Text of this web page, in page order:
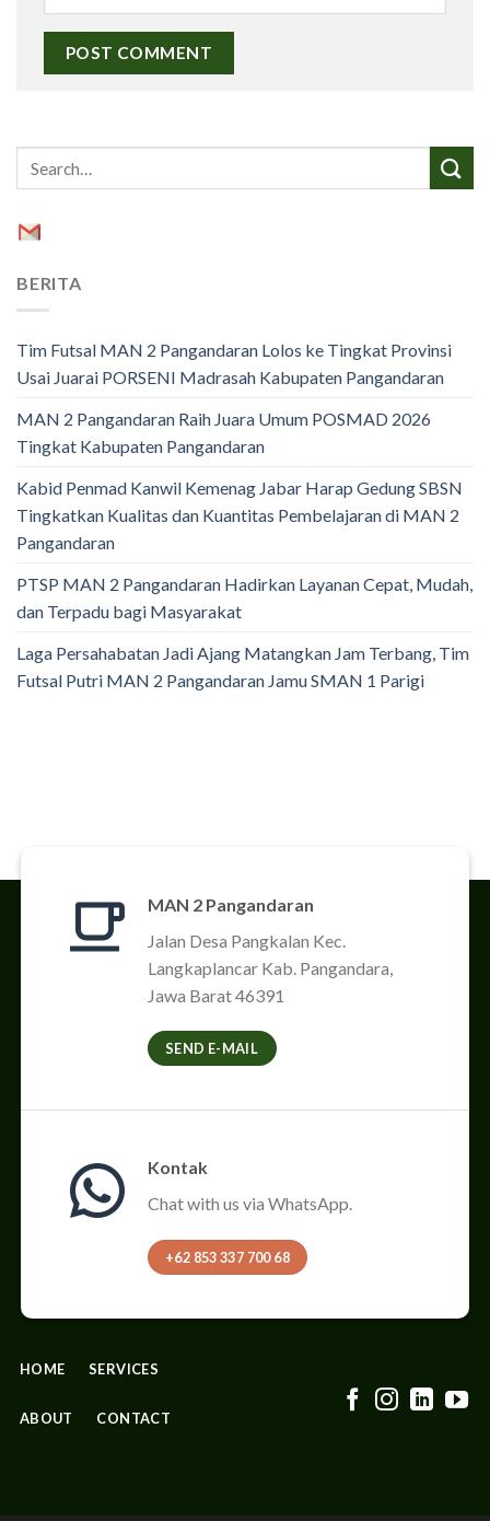
BERITA
Tim Futsal MAN 2 Pangandaran Lolos ke Tingkat Provinsi
Usai Juarai PORSENI Madrasah Kabupaten Pangandaran
MAN 2 Pangandaran Raih Juara Umum POSMAD 2026
Tingkat Kabupaten Pangandaran
Kabid Penmad Kanwil Kemenag Jabar Harap Gedung SBSN
Tingkatkan Kualitas dan Kuantitas Pembelajaran di MAN 2
Pangandaran
PTSP MAN 2 Pangandaran Hadirkan Layanan Cepat, Mudah,
dan Terpadu bagi Masyarakat
Laga Persahabatan Jadi Ajang Matangkan Jam Terbang, Tim
Futsal Putri MAN 2 Pangandaran Jamu SMAN 1 Parigi
MAN 2 Pangandaran
Jalan Desa Pangkalan Kec.
Langkaplancar Kab. Pangandara,
Jawa Barat 46391
SEND E-MAIL
Kontak
Chat with us via WhatsApp.
+62 853 337 700 68
HOME SERVICES
ABOUT CONTACT